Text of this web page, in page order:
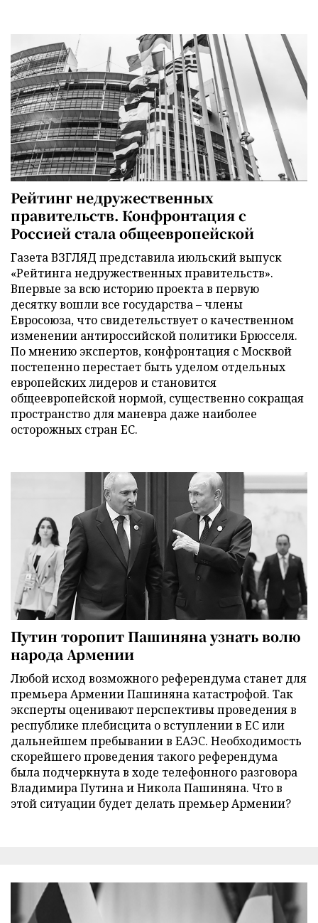
Рейтинг недружественных
правительств. Конфронтация с
Россией стала общеевропейской
Газета ВЗГЛЯД представила июльский выпуск
«Рейтинга недружественных правительств».
Впервые за всю историю проекта в первую
десятку вошли все государства – члены
Евросоюза, что свидетельствует о качественном
изменении антироссийской политики Брюсселя.
По мнению экспертов, конфронтация с Москвой
постепенно перестает быть уделом отдельных
европейских лидеров и становится
общеевропейской нормой, существенно сокращая
пространство для маневра даже наиболее
осторожных стран ЕС.
Путин торопит Пашиняна узнать волю
народа Армении
Любой исход возможного референдума станет для
премьера Армении Пашиняна катастрофой. Так
эксперты оценивают перспективы проведения в
республике плебисцита о вступлении в ЕС или
дальнейшем пребывании в ЕАЭС. Необходимость
скорейшего проведения такого референдума
была подчеркнута в ходе телефонного разговора
Владимира Путина и Никола Пашиняна. Что в
этой ситуации будет делать премьер Армении?